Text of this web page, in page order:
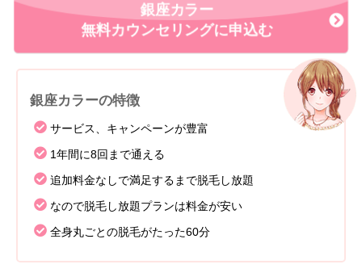
銀座カラー
無料カウンセリングに申込む
銀座カラーの特徴
サービス、キャンペーンが豊富
1年間に8回まで通える
追加料金なしで満足するまで脱毛し放題
なので脱毛し放題プランは料金が安い
全身丸ごとの脱毛がたった60分